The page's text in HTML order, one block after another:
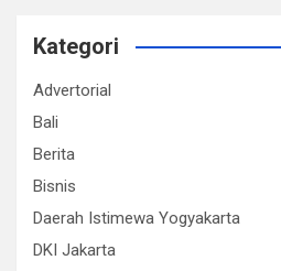
Kategori
Advertorial
Bali
Berita
Bisnis
Daerah Istimewa Yogyakarta
DKI Jakarta